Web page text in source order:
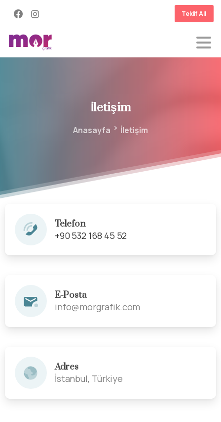
Teklif Al!
İletişim
Anasayfa İletişim
Telefon
+90 532 168 45 52
E-Posta
info@morgrafik.com
Adres
İstanbul, Türkiye